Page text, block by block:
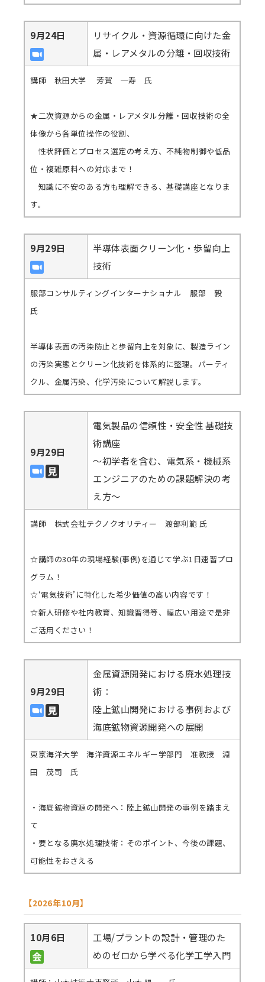
9月24日
リサイクル・資源循環に向けた金
属・レアメタルの分離・回収技術
講師 秋田大学 芳賀 一寿 氏
★二次資源からの金属・レアメタル分離・回収技術の全
体像から各単位操作の役割、
性状評価とプロセス選定の考え方、不純物制御や低品
位・複雑原料への対応まで！
知識に不安のある方も理解できる、基礎講座となりま
す。
9月29日
半導体表面クリーン化・歩留向上
技術
服部コンサルティングインターナショナル 服部 毅
氏
半導体表面の汚染防止と歩留向上を対象に、製造ライン
の汚染実態とクリーン化技術を体系的に整理。パーティ
クル、金属汚染、化学汚染について解説します。
9月29日
電気製品の信頼性・安全性 基礎技
術講座
～初学者を含む、電気系・機械系
エンジニアのための課題解決の考
え方～
講師 株式会社テクノクオリティー 渡部利範 氏
☆講師の30年の現場経験(事例)を通じて学ぶ1日速習プロ
グラム！
☆‘電気技術’に特化した希少価値の高い内容です！
☆新人研修や社内教育、知識習得等、幅広い用途で是非
ご活用ください！
9月29日
金属資源開発における廃水処理技
術：
陸上鉱山開発における事例および
海底鉱物資源開発への展開
東京海洋大学 海洋資源エネルギー学部門 准教授 淵
田 茂司 氏
・海底鉱物資源の開発へ：陸上鉱山開発の事例を踏まえ
て
・要となる廃水処理技術：そのポイント、今後の課題、
可能性をおさえる
【2026年10月】
10月6日
工場/プラントの設計・管理のた
めのゼロから学べる化学工学入門